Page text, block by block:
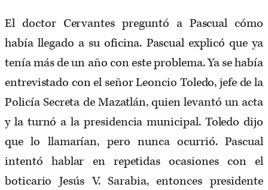
El doctor Cervantes preguntó a Pascual cómo
había llegado a su oficina. Pascual explicó que ya
tenía más de un año con este problema. Ya se había
entrevistado con el señor Leoncio Toledo, jefe de la
Policía Secreta de Mazatlán, quien levantó un acta
y la turnó a la presidencia municipal. Toledo dijo
que lo llamarían, pero nunca ocurrió. Pascual
intentó hablar en repetidas ocasiones con el
boticario Jesús V. Sarabia, entonces presidente